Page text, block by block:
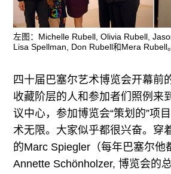
左图：Michelle Rubell, Olivia Rubell,
Lisa Spellman, Don Rubell和Mera Rubell
四十届巴塞尔艺术博览会开幕前
收藏阶层的人和参加者们照例来
议中心，参加博览会“策划的”项
术无限。大家似乎都很兴奋。穿
的Marc Spiegler（每年巴塞尔他
Annette Schönholzer, 博览会的